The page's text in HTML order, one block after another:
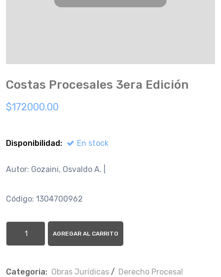
Costas Procesales 3era Edición
$172000.00
Disponibilidad: En stock
Autor: Gozai­ni, Osvaldo A. |
Código: 1304700962
AGREGAR AL CARRITO
Categoria: Obras Jurí­dicas / Derecho Procesal